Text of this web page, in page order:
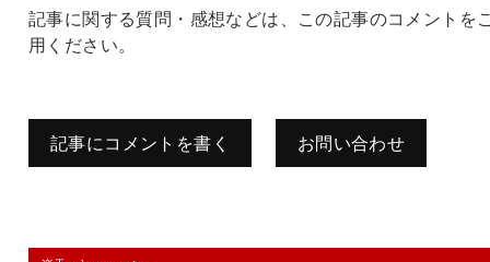
記事に関する質問・感想などは、この記事のコメントを
用ください。
記事にコメントを書く お問い合わせ